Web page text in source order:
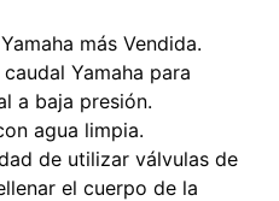
más Vendida.
Yamaha para
a baja presión.
agua limpia.
de utilizar válvulas de
el cuerpo de la